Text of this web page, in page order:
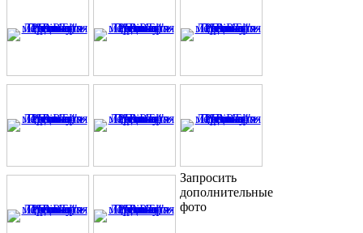
Запросить
дополнительные
фото